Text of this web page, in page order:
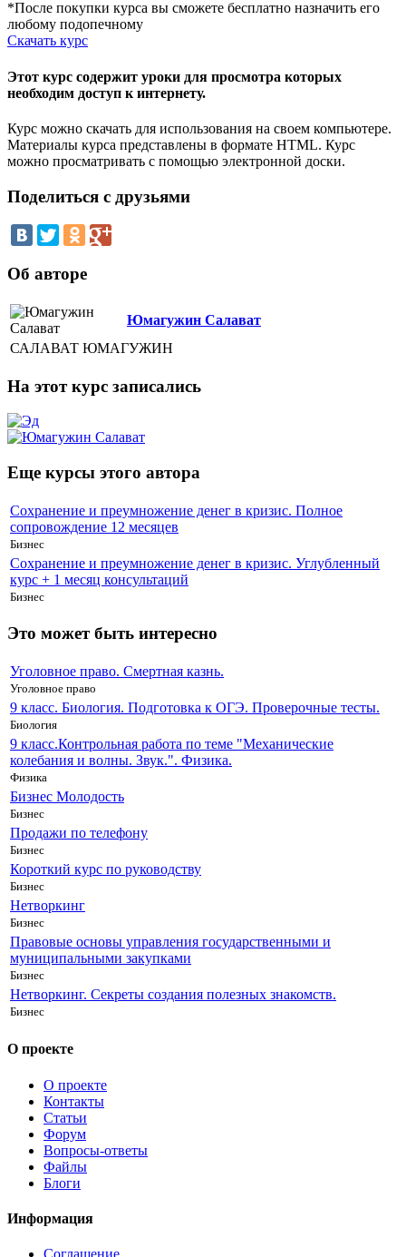
*После покупки курса вы сможете бесплатно назначить его
любому подопечному
Скачать курс
Этот курс содержит уроки для просмотра которых
необходим доступ к интернету.
Курс можно скачать для использования на своем компьютере.
Материалы курса представлены в формате HTML. Курс
можно просматривать с помощью электронной доски.
Поделиться с друзьями
Об авторе
Юмагужин Салават
САЛАВАТ ЮМАГУЖИН
На этот курс записались
Еще курсы этого автора
Сохранение и преумножение денег в кризис. Полное
сопровождение 12 месяцев
Бизнес
Сохранение и преумножение денег в кризис. Углубленный
курс + 1 месяц консультаций
Бизнес
Это может быть интересно
Уголовное право. Смертная казнь.
Уголовное право
9 класс. Биология. Подготовка к ОГЭ. Проверочные тесты.
Биология
9 класс.Контрольная работа по теме "Механические
колебания и волны. Звук.". Физика.
Физика
Бизнес Молодость
Бизнес
Продажи по телефону
Бизнес
Короткий курс по руководству
Бизнес
Нетворкинг
Бизнес
Правовые основы управления государственными и
муниципальными закупками
Бизнес
Нетворкинг. Секреты создания полезных знакомств.
Бизнес
О проекте
О проекте
Контакты
Статьи
Форум
Вопросы-ответы
Файлы
Блоги
Информация